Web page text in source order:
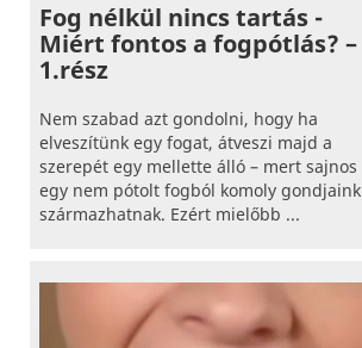
Fog nélkül nincs tartás -
Miért fontos a fogpótlás? –
1.rész
Nem szabad azt gondolni, hogy ha
elveszítünk egy fogat, átveszi majd a
szerepét egy mellette álló – mert sajnos
egy nem pótolt fogból komoly gondjaink
származhatnak. Ezért mielőbb ...